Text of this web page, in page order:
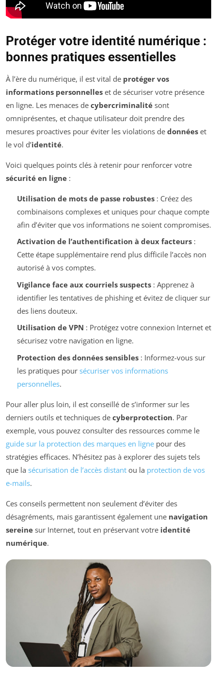
Protéger votre identité numérique :
bonnes pratiques essentielles
À l’ère du numérique, il est vital de protéger vos
informations personnelles et de sécuriser votre présence
en ligne. Les menaces de cybercriminalité sont
omniprésentes, et chaque utilisateur doit prendre des
mesures proactives pour éviter les violations de données et
le vol d’identité.
Voici quelques points clés à retenir pour renforcer votre
sécurité en ligne :
Utilisation de mots de passe robustes: Créez des
combinaisons complexes et uniques pour chaque compte
afin d’éviter que vos informations ne soient compromises.
Activation de l’authentification à deux facteurs:
Cette étape supplémentaire rend plus difficile l’accès non
autorisé à vos comptes.
Vigilance face aux courriels suspects: Apprenez à
identifier les tentatives de phishing et évitez de cliquer sur
des liens douteux.
Utilisation de VPN : Protégez votre connexion Internet et
sécurisez votre navigation en ligne.
Protection des données sensibles: Informez-vous sur
les pratiques pour sécuriser vos informations
personnelles.
Pour aller plus loin, il est conseillé de s’informer sur les
derniers outils et techniques de cyberprotection. Par
exemple, vous pouvez consulter des ressources comme le
guide sur la protection des marques en ligne pour des
stratégies efficaces. N’hésitez pas à explorer des sujets tels
que la sécurisation de l’accès distant ou la protection de vos
e-mails.
Ces conseils permettent non seulement d’éviter des
désagréments, mais garantissent également une navigation
sereine sur Internet, tout en préservant votre identité
numérique.